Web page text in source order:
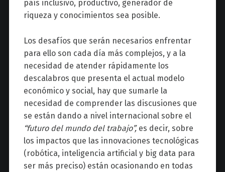
país inclusivo, productivo, generador de
riqueza y conocimientos sea posible.
Los desafíos que serán necesarios enfrentar
para ello son cada día más complejos, y a la
necesidad de atender rápidamente los
descalabros que presenta el actual modelo
económico y social, hay que sumarle la
necesidad de comprender las discusiones que
se están dando a nivel internacional sobre el
“futuro del mundo del trabajo”, es decir, sobre
los impactos que las innovaciones tecnológicas
(robótica, inteligencia artificial y big data para
ser más preciso) están ocasionando en todas